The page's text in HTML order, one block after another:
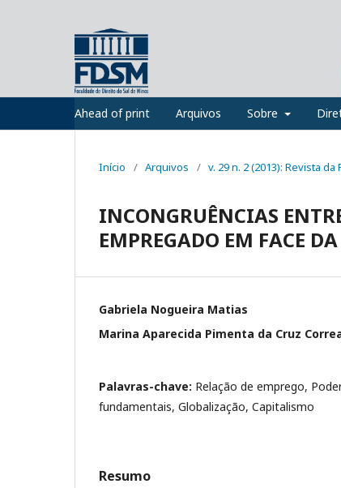
Ahead of print Arquivos Sobre
Início / Arquivos / v. 29 n. 2 (2013): Revista
INCONGRUÊNCIAS
EMPREGADO EM FACE
Gabriela Nogueira Matias
Marina Aparecida Pimenta da Cruz
Palavras-chave: Relação de emprego,
fundamentais, Globalização, Capitalismo
Resumo